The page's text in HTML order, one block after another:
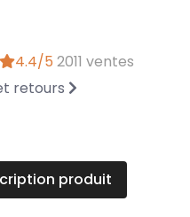
4.4/5 2011 ventes
retours
produit